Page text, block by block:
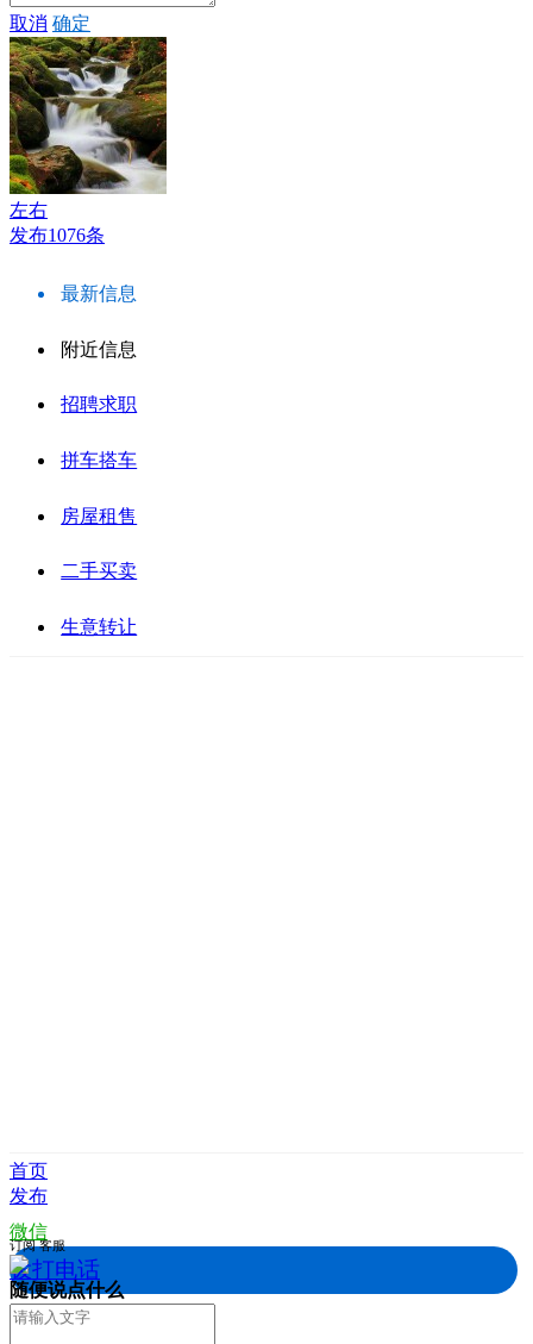
取消 确定
左右
发布1076条
最新信息
附近信息
招聘求职
拼车搭车
房屋租售
二手买卖
生意转让
首页
发布
微信
拨打电话
订阅 客服
随便说点什么